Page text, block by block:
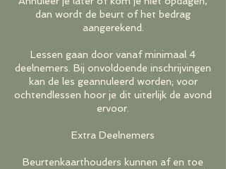
dan wordt de beurt of het bedrag
aangerekend.
Lessen gaan door vanaf minimaal 4
deelnemers. Bij onvoldoende inschrijvingen
kan de les geannuleerd worden; voor
ochtendlessen hoor je dit uiterlijk de avond
ervoor.
Extra Deelnemers
Beurtenkaarthouders kunnen af en toe